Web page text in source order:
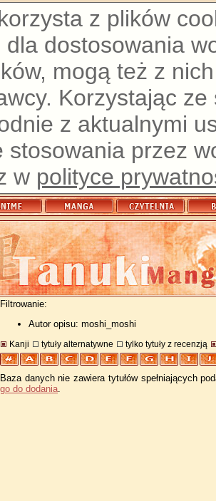
z plików
dla dostosowania
mogą też z
Korzystając
z aktualnymi
stosowania przez
w polityce
Filtrowanie:
Autor opisu: moshi_moshi
Kanji tytuły alternatywne tylko tytuły z recenzją
Baza danych nie zawiera tytułów spełniających
go do dodania.